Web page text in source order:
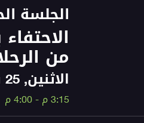
الجلسة
من
الاثنين, 25 نوفمبر 2024
3:15 م - 4:00 م